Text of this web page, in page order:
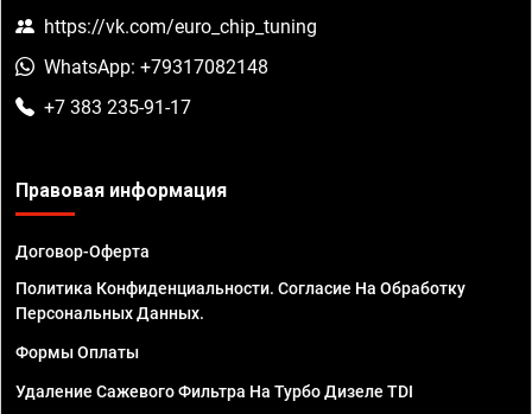
https://vk.com/euro_chip_tuning
WhatsApp: +79317082148
+7 383 235-91-17
Правовая информация
Договор-Оферта
Политика Конфиденциальности. Согласие На Обработку
Персональных Данных.
Формы Оплаты
Удаление Сажевого Фильтра На Турбо Дизеле TDI